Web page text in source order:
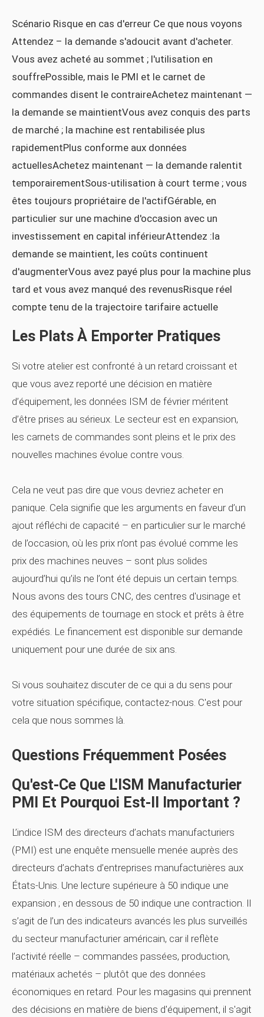
Scénario Risque en cas d'erreur Ce que nous voyons
Attendez – la demande s'adoucit avant d'acheter.
Vous avez acheté au sommet ; l'utilisation en
souffrePossible, mais le PMI et le carnet de
commandes disent le contraireAchetez maintenant —
la demande se maintientVous avez conquis des parts
de marché ; la machine est rentabilisée plus
rapidementPlus conforme aux données
actuellesAchetez maintenant — la demande ralentit
temporairementSous-utilisation à court terme ; vous
êtes toujours propriétaire de l'actifGérable, en
particulier sur une machine d'occasion avec un
investissement en capital inférieurAttendez :la
demande se maintient, les coûts continuent
d'augmenterVous avez payé plus pour la machine plus
tard et vous avez manqué des revenusRisque réel
compte tenu de la trajectoire tarifaire actuelle
Les Plats À Emporter Pratiques
Si votre atelier est confronté à un retard croissant et
que vous avez reporté une décision en matière
d’équipement, les données ISM de février méritent
d’être prises au sérieux. Le secteur est en expansion,
les carnets de commandes sont pleins et le prix des
nouvelles machines évolue contre vous.
Cela ne veut pas dire que vous devriez acheter en
panique. Cela signifie que les arguments en faveur d’un
ajout réfléchi de capacité – en particulier sur le marché
de l’occasion, où les prix n’ont pas évolué comme les
prix des machines neuves – sont plus solides
aujourd’hui qu’ils ne l’ont été depuis un certain temps.
Nous avons des tours CNC, des centres d'usinage et
des équipements de tournage en stock et prêts à être
expédiés. Le financement est disponible sur demande
uniquement pour une durée de six ans.
Si vous souhaitez discuter de ce qui a du sens pour
votre situation spécifique, contactez-nous. C'est pour
cela que nous sommes là.
Questions Fréquemment Posées
Qu'est-Ce Que L'ISM Manufacturier
PMI Et Pourquoi Est-Il Important ?
L’indice ISM des directeurs d’achats manufacturiers
(PMI) est une enquête mensuelle menée auprès des
directeurs d’achats d’entreprises manufacturières aux
États-Unis. Une lecture supérieure à 50 indique une
expansion ; en dessous de 50 indique une contraction. Il
s’agit de l’un des indicateurs avancés les plus surveillés
du secteur manufacturier américain, car il reflète
l’activité réelle – commandes passées, production,
matériaux achetés – plutôt que des données
économiques en retard. Pour les magasins qui prennent
des décisions en matière de biens d'équipement, il s'agit